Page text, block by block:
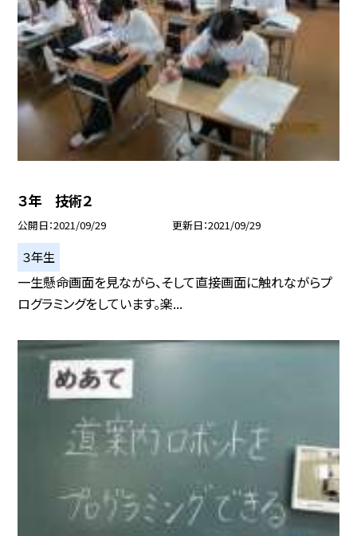
３年 技術２
公開日 2021/09/29 更新日 2021/09/29
３年生
一生懸命画面を見ながら、そして直接画面に触れながらプ
ログラミングをしています。楽...